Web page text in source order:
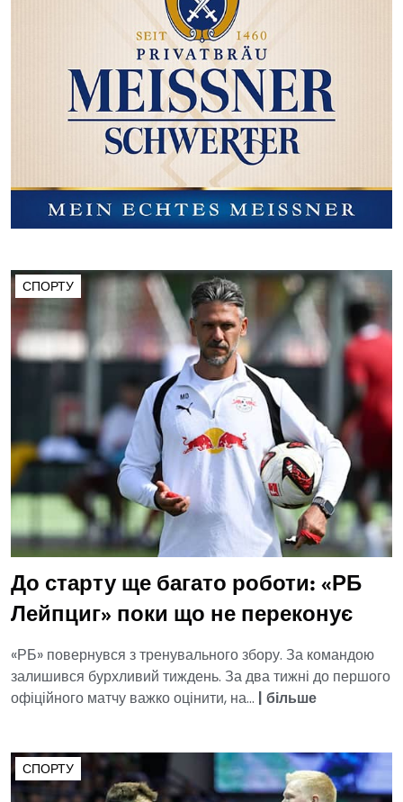
СПОРТУ
До старту ще багато роботи: «РБ
Лейпциг» поки що не переконує
«РБ» повернувся з тренувального збору. За командою
залишився бурхливий тиждень. За два тижні до першого
офіційного матчу важко оцінити, на... | більше
СПОРТУ